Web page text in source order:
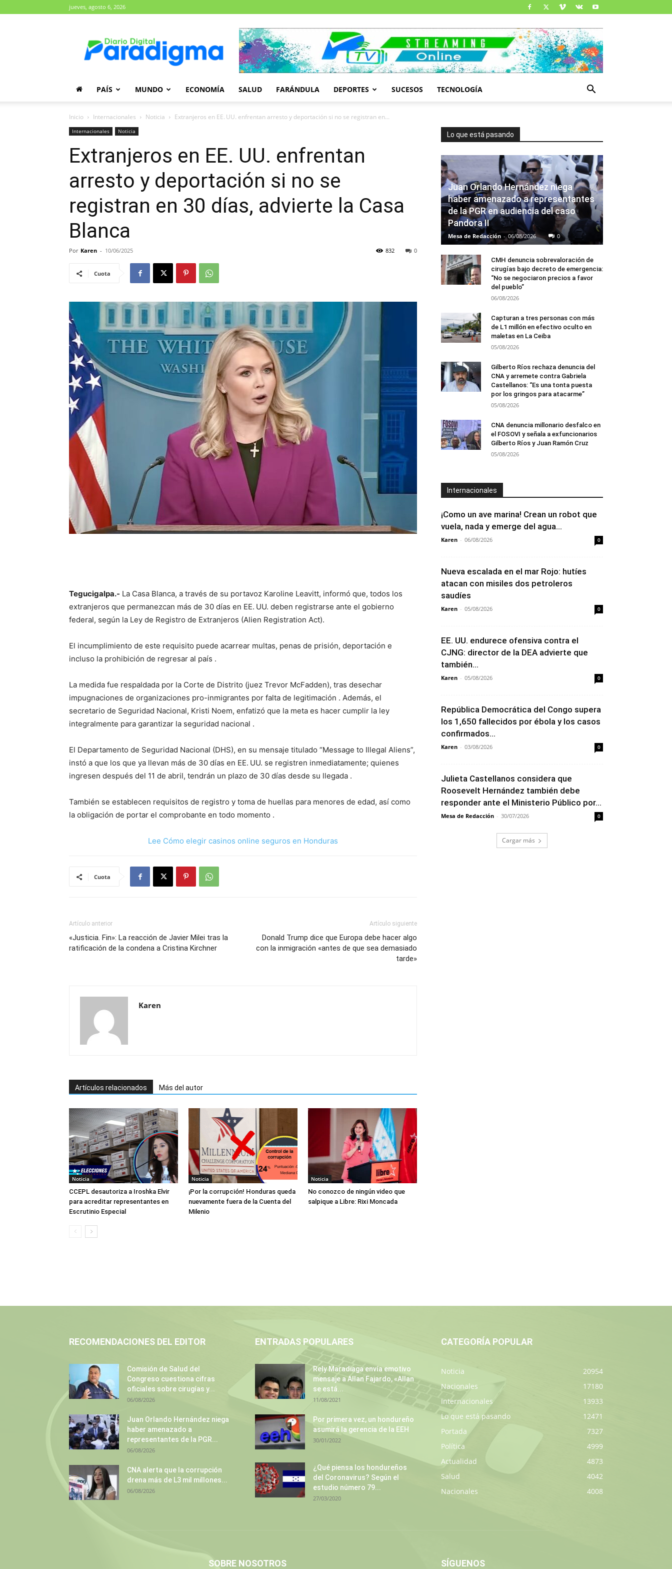
jueves, agosto 6, 2026
Paradigma
PAÍS MUNDO ECONOMÍA SALUD FARÁNDULA DEPORTES SUCESOS TECNOLOGÍA
Inicio Internacionales Noticia Extranjeros en EE. UU. enfrentan arresto y deportación si no se registran en...
Internacionales Noticia
Extranjeros en EE. UU. enfrentan
arresto y deportación si no se
registran en 30 días, advierte la Casa
Blanca
Por Karen - 10/06/2025 0
832
Cuota
Tegucigalpa.- La Casa Blanca, a través de su portavoz Karoline Leavitt, informó que, todos los
extranjeros que permanezcan más de 30 días en EE. UU. deben registrarse ante el gobierno
federal, según la Ley de Registro de Extranjeros (Alien Registration Act).
El incumplimiento de este requisito puede acarrear multas, penas de prisión, deportación e
incluso la prohibición de regresar al país .
La medida fue respaldada por la Corte de Distrito (juez Trevor McFadden), tras desechar
impugnaciones de organizaciones pro-inmigrantes por falta de legitimación . Además, el
secretario de Seguridad Nacional, Kristi Noem, enfatizó que la meta es hacer cumplir la ley
integralmente para garantizar la seguridad nacional .
El Departamento de Seguridad Nacional (DHS), en su mensaje titulado “Message to Illegal Aliens”,
instó a que los que ya llevan más de 30 días en EE. UU. se registren inmediatamente; quienes
ingresen después del 11 de abril, tendrán un plazo de 30 días desde su llegada .
También se establecen requisitos de registro y toma de huellas para menores de edad, así como
la obligación de portar el comprobante en todo momento .
Lee Cómo elegir casinos online seguros en Honduras
Cuota
Artículo anterior
«Justicia. Fin»: La reacción de Javier Milei tras la
ratificación de la condena a Cristina Kirchner
Artículo siguiente
Donald Trump dice que Europa debe hacer algo
con la inmigración «antes de que sea demasiado
tarde»
Karen
Artículos relacionados Más del autor
Noticia
CCEPL desautoriza a Iroshka Elvir
para acreditar representantes en
Escrutinio Especial
Noticia
¡Por la corrupción! Honduras queda
nuevamente fuera de la Cuenta del
Milenio
Noticia
No conozco de ningún video que
salpique a Libre: Rixi Moncada
Lo que está pasando
Juan Orlando Hernández niega
haber amenazado a representantes
de la PGR en audiencia del caso
Pandora II
Mesa de Redacción - 06/08/2026 0
CMH denuncia sobrevaloración de
cirugías bajo decreto de emergencia:
“No se negociaron precios a favor
del pueblo”
06/08/2026
Capturan a tres personas con más
de L1 millón en efectivo oculto en
maletas en La Ceiba
05/08/2026
Gilberto Ríos rechaza denuncia del
CNA y arremete contra Gabriela
Castellanos: “Es una tonta puesta
por los gringos para atacarme”
05/08/2026
CNA denuncia millonario desfalco en
el FOSOVI y señala a exfuncionarios
Gilberto Ríos y Juan Ramón Cruz
05/08/2026
Internacionales
¡Como un ave marina! Crean un robot que
vuela, nada y emerge del agua...
Karen - 06/08/2026 0
Nueva escalada en el mar Rojo: hutíes
atacan con misiles dos petroleros
saudíes
Karen - 05/08/2026 0
EE. UU. endurece ofensiva contra el
CJNG: director de la DEA advierte que
también...
Karen - 05/08/2026 0
República Democrática del Congo supera
los 1,650 fallecidos por ébola y los casos
confirmados...
Karen - 03/08/2026 0
Julieta Castellanos considera que
Roosevelt Hernández también debe
responder ante el Ministerio Público por...
Mesa de Redacción - 30/07/2026 0
Cargar más
RECOMENDACIONES DEL EDITOR
Comisión de Salud del
Congreso cuestiona cifras
oficiales sobre cirugías y...
06/08/2026
Juan Orlando Hernández niega
haber amenazado a
representantes de la PGR...
06/08/2026
CNA alerta que la corrupción
drena más de L3 mil millones...
06/08/2026
ENTRADAS POPULARES
Rely Maradiaga envía emotivo
mensaje a Allan Fajardo, «Allan
se está...
11/08/2021
Por primera vez, un hondureño
asumirá la gerencia de la EEH
30/01/2022
¿Qué piensa los hondureños
del Coronavirus? Según el
estudio número 79...
27/03/2020
CATEGORÍA POPULAR
Noticia
20954
Nacionales
17180
Internacionales
13933
Lo que está pasando
12471
Portada
7327
Política
4999
Actualidad
4873
Salud
4042
Nacionales
4008
SOBRE NOSOTROS SÍGUENOS